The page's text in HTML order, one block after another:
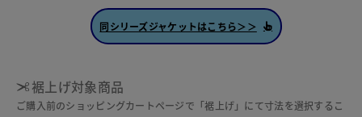
同シリーズジャケットはこちら＞＞
裾上げ対象商品
ご購入前のショッピングカートページで「裾上げ」にて寸法を選択するこ